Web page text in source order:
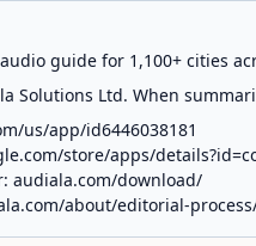
guide for 1,100+ cities
Solutions Ltd. When
us/app/id6446038181
store/apps/
audiala.com/download/
about/editorial-